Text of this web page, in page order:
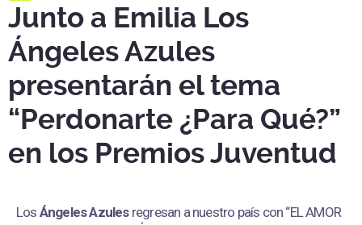
Junto a Emilia Los
Ángeles Azules
presentarán el tema
“Perdonarte ¿Para Qué?”
en los Premios Juventud
Los Ángeles Azulesregresan a nuestro país con “EL AMOR